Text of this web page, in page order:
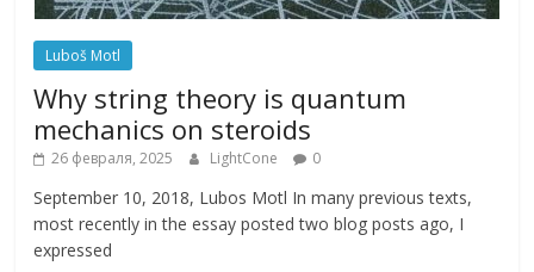
Luboš Motl
Why string theory is quantum
mechanics on steroids
26 февраля, 2025 LightCone 0
September 10, 2018, Lubos Motl In many previous texts,
most recently in the essay posted two blog posts ago, I
expressed